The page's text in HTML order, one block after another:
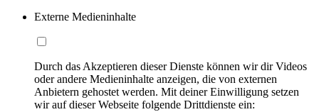
Externe Medieninhalte
Durch das Akzeptieren dieser Dienste können wir dir Videos
oder andere Medieninhalte anzeigen, die von externen
Anbietern gehostet werden. Mit deiner Einwilligung setzen
wir auf dieser Webseite folgende Drittdienste ein: